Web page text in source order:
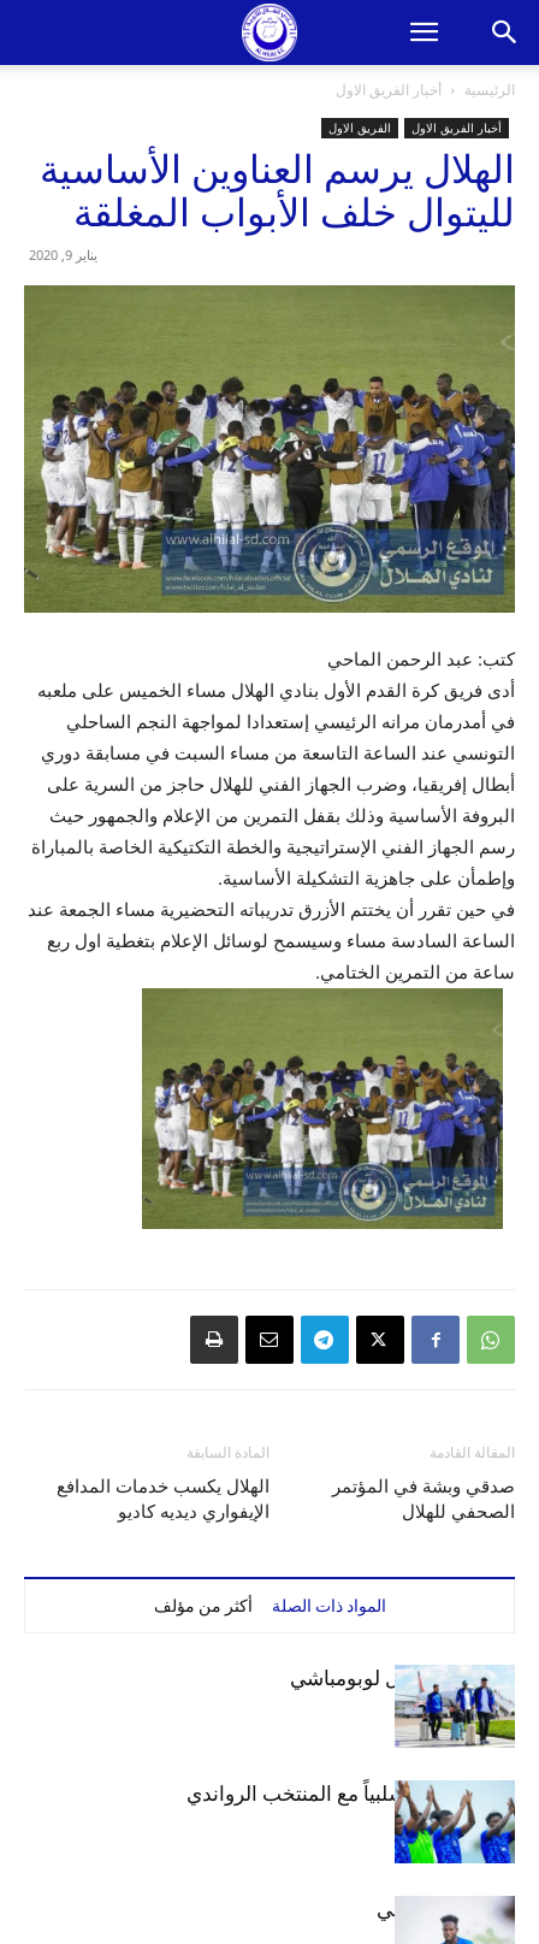
الرئيسية أخبار الفريق الاول
أخبار الفريق الاول الفريق الاول
الهلال يرسم العناوين الأساسية
لليتوال خلف الأبواب المغلقة
يناير 9, 2020
كتب: عبد الرحمن الماحي
أدى فريق كرة القدم الأول بنادي الهلال مساء الخميس على ملعبه
في أمدرمان مرانه الرئيسي إستعدادا لمواجهة النجم الساحلي
التونسي عند الساعة التاسعة من مساء السبت في مسابقة دوري
أبطال إفريقيا، وضرب الجهاز الفني للهلال حاجز من السرية على
البروفة الأساسية وذلك بقفل التمرين من الإعلام والجمهور حيث
رسم الجهاز الفني الإستراتيجية والخطة التكتيكية الخاصة بالمباراة
وإطمأن على جاهزية التشكيلة الأساسية.
في حين تقرر أن يختتم الأزرق تدريباته التحضيرية مساء الجمعة عند
الساعة السادسة مساء وسيسمح لوسائل الإعلام بتغطية اول ربع
ساعة من التمرين الختامي.
المادة السابقة
الهلال يكسب خدمات المدافع
الإيفواري ديديه كاديو
المقالة القادمة
صدقي وبشة في المؤتمر
الصحفي للهلال
المواد ذات الصلة أكثر من مؤلف
بعثة الهلال تصل لوبومباشي
الهلال يتعادل سلبياً مع المنتخب الرواندي
إعدادياً
كنن يصل كيجالي